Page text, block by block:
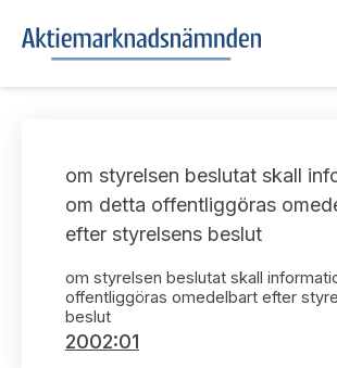
Om oss
Vårt uppdrag
Informationsgivning
Arbetssätt och jävsfrågor
UTTALANDEN
Om nämndens uttalanden
Framställningar och konsultation
Uttalanden sorterade efter
TAKEOVER-REGLER
Takeover-regler för reglerade
handelsplattformar
AKTUELLT
om styrelsen beslutat skall
om detta offentliggöras
efter styrelsens beslut
om styrelsen beslutat skall
offentliggöras omedelbart efter
beslut
2002:01